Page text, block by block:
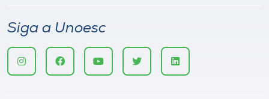
Siga a Unoesc